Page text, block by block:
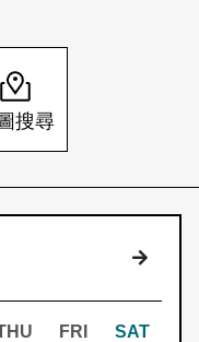
登入/註冊
搜尋
下個月
FRI SAT